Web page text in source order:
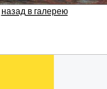
назад в галерею